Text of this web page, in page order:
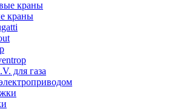
краны
для газа